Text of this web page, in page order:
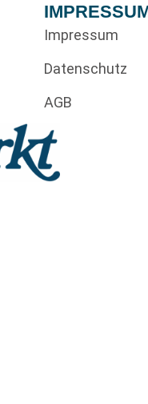
Impressum
Datenschutz
AGB